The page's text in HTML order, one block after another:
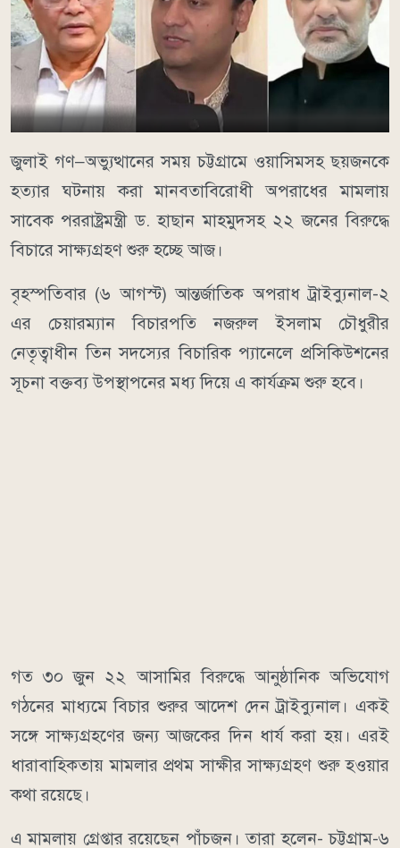
জুলাই গণ–অভ্যুত্থানের সময় চট্টগ্রামে ওয়াসিমসহ ছয়জনকে
হত্যার ঘটনায় করা মানবতাবিরোধী অপরাধের মামলায়
সাবেক পররাষ্ট্রমন্ত্রী ড. হাছান মাহমুদসহ ২২ জনের বিরুদ্ধে
বিচারে সাক্ষ্যগ্রহণ শুরু হচ্ছে আজ।
বৃহস্পতিবার (৬ আগস্ট) আন্তর্জাতিক অপরাধ ট্রাইব্যুনাল-২
এর চেয়ারম্যান বিচারপতি নজরুল ইসলাম চৌধুরীর
নেতৃত্বাধীন তিন সদস্যের বিচারিক প্যানেলে প্রসিকিউশনের
সূচনা বক্তব্য উপস্থাপনের মধ্য দিয়ে এ কার্যক্রম শুরু হবে।
গত ৩০ জুন ২২ আসামির বিরুদ্ধে আনুষ্ঠানিক অভিযোগ
গঠনের মাধ্যমে বিচার শুরুর আদেশ দেন ট্রাইব্যুনাল। একই
সঙ্গে সাক্ষ্যগ্রহণের জন্য আজকের দিন ধার্য করা হয়। এরই
ধারাবাহিকতায় মামলার প্রথম সাক্ষীর সাক্ষ্যগ্রহণ শুরু হওয়ার
কথা রয়েছে।
এ মামলায় গ্রেপ্তার রয়েছেন পাঁচজন। তারা হলেন- চট্টগ্রাম-৬